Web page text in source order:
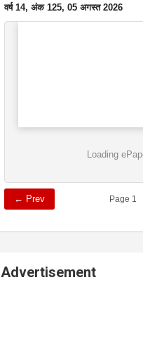
वर्ष 14, अंक 125, 05 अगस्त 2026
Loading
← Prev Page 1
Advertisement